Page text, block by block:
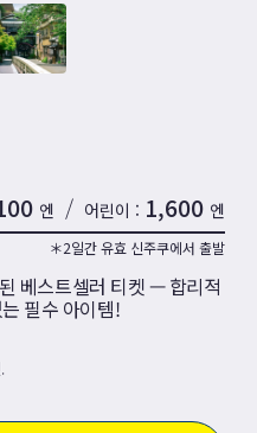
엔 / 어린이 1,600 엔
＊2일간 유효 신주쿠에서 출발
베스트셀러 티켓 — 합리적
필수 아이템!